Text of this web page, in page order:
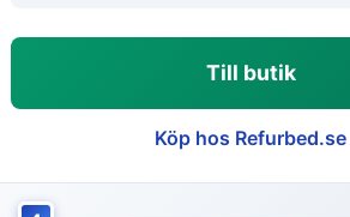
Till butik
Köp hos Refurbed.se